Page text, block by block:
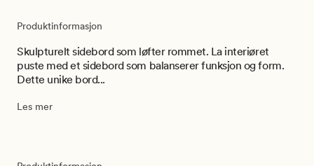
Produktinformasjon
Skulpturelt sidebord som løfter rommet. La interiøret
puste med et sidebord som balanserer funksjon og form.
Dette unike bord...
Les mer